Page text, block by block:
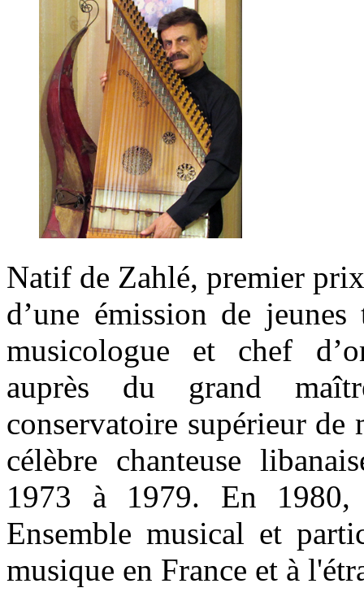
Natif de Zahlé, premier
d’une émission de
musicologue et chef
auprès du grand
conservatoire supérieur
célèbre chanteuse
1973 à 1979. En
Ensemble musical et
musique en France et à